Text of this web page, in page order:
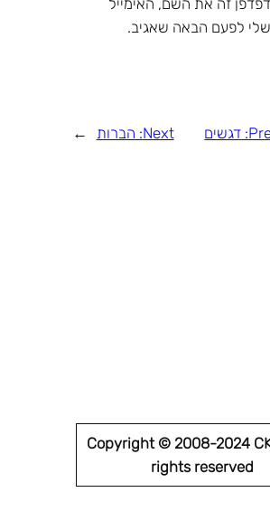
זה את השם, האימייל
לפעם הבאה שאגיב.
דגשים Next: הברות →
Copyright © 2008-2024
rights reserved